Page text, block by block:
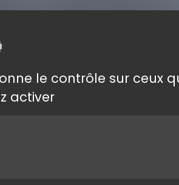
le contrôle sur ceux
activer